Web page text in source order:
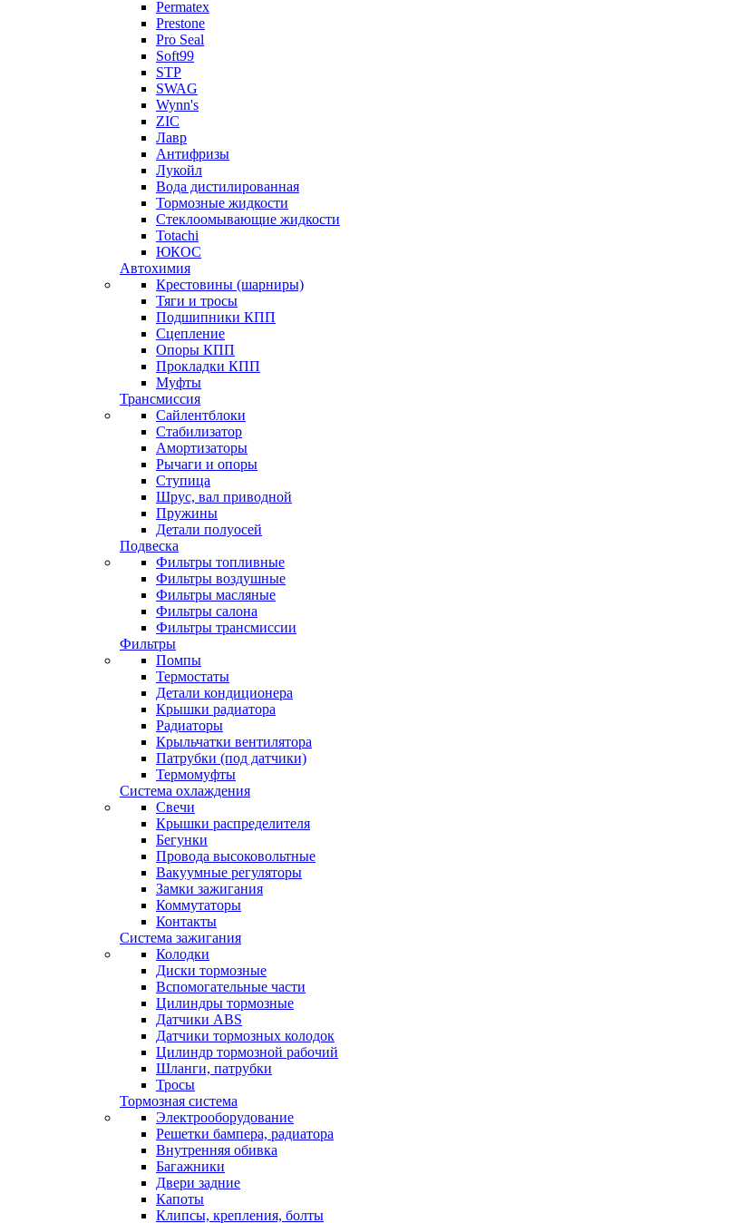
Permatex
Prestone
Pro Seal
Soft99
STP
SWAG
Wynn's
ZIC
Лавр
Антифризы
Лукойл
Вода дистилированная
Тормозные жидкости
Стеклоомывающие жидкости
Totachi
ЮКОС
Автохимия
Крестовины (шарниры)
Тяги и тросы
Подшипники КПП
Сцепление
Опоры КПП
Прокладки КПП
Муфты
Трансмиссия
Сайлентблоки
Стабилизатор
Амортизаторы
Рычаги и опоры
Ступица
Шрус, вал приводной
Пружины
Детали полуосей
Подвеска
Фильтры топливные
Фильтры воздушные
Фильтры масляные
Фильтры салона
Фильтры трансмиссии
Фильтры
Помпы
Термостаты
Детали кондиционера
Крышки радиатора
Радиаторы
Крыльчатки вентилятора
Патрубки (под датчики)
Термомуфты
Система охлаждения
Свечи
Крышки распределителя
Бегунки
Провода высоковольтные
Вакуумные регуляторы
Замки зажигания
Коммутаторы
Контакты
Система зажигания
Колодки
Диски тормозные
Вспомогательные части
Цилиндры тормозные
Датчики ABS
Датчики тормозных колодок
Цилиндр тормозной рабочий
Шланги, патрубки
Тросы
Тормозная система
Электрооборудование
Решетки бампера, радиатора
Внутренняя обивка
Багажники
Двери задние
Капоты
Клипсы, крепления, болты